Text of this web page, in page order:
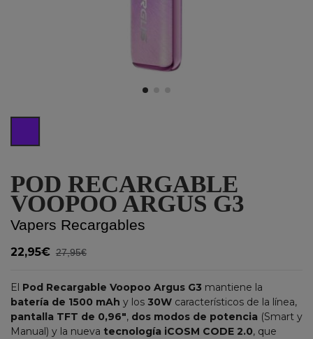
POD RECARGABLE
VOOPOO ARGUS G3
Vapers Recargables
22,95€ 27,95€
El Pod Recargable Voopoo Argus G3 mantiene la
batería de 1500 mAh y los 30W característicos de la línea,
pantalla TFT de 0,96", dos modos de potencia (Smart y
Manual) y la nueva tecnología iCOSM CODE 2.0, que